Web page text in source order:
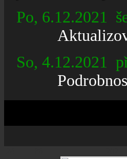
Po, 6.12.2021
So, 4.12.2021